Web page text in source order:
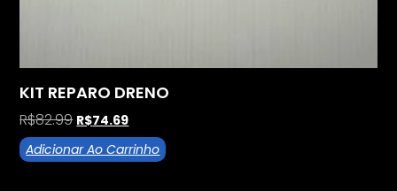
KIT REPARO DRENO
R$82.99 R$74.69
Adicionar Ao Carrinho